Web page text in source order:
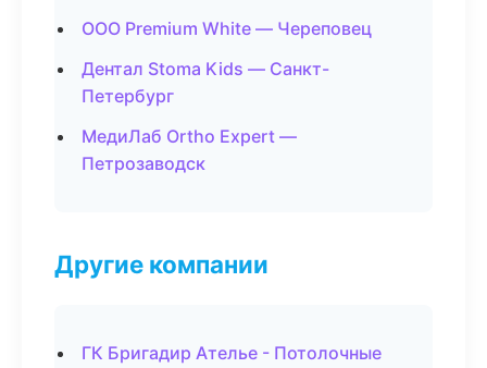
ООО Premium White — Череповец
Дентал Stoma Kids — Санкт-
Петербург
МедиЛаб Ortho Expert —
Петрозаводск
Другие компании
ГК Бригадир Ателье - Потолочные